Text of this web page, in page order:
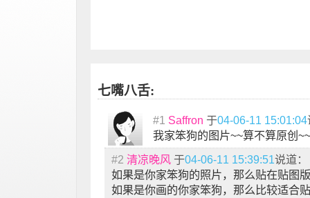
七嘴八舌:
#1 Saffron 于04-06-11 15:01:04
我家笨狗的图片~~算不算原创
#2 清凉晚风 于04-06-11 15:39:51说道：
如果是你家笨狗的照片，那么贴在贴图
如果是你画的你家笨狗，那么比较适合